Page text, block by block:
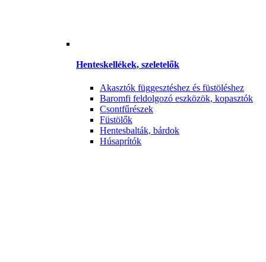
Henteskellékek, szeletelők
Akasztók függesztéshez és füstöléshez
Baromfi feldolgozó eszközök, kopasztók
Csontfűrészek
Füstölők
Hentesbalták, bárdok
Húsaprítók